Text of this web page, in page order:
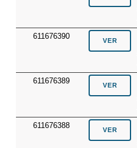
611676390
611676389
611676388